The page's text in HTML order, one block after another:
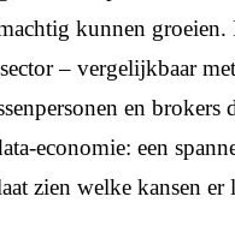
kunnen groeien.
– vergelijkbaar
en brokers
economie: een
zien welke kansen